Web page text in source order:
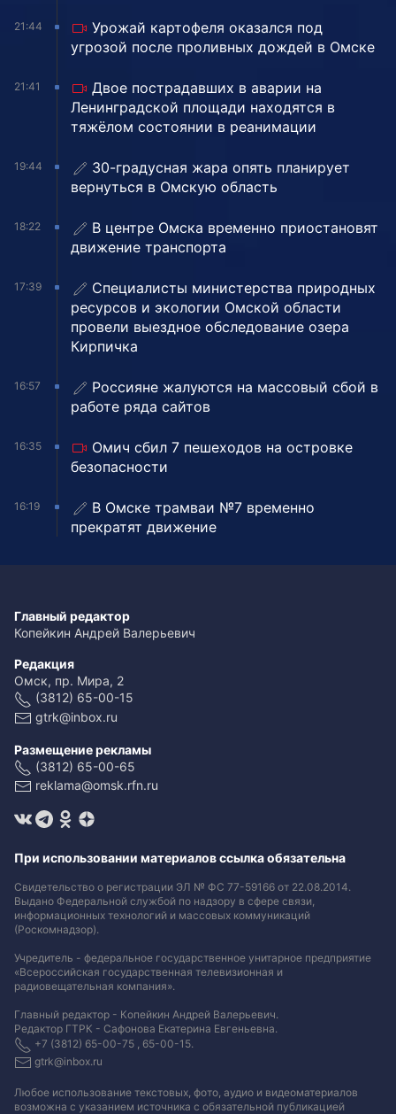
21:44
Урожай картофеля оказался под
угрозой после проливных дождей в Омске
21:41
Двое пострадавших в аварии на
Ленинградской площади находятся в
тяжёлом состоянии в реанимации
19:44
30-градусная жара опять планирует
вернуться в Омскую область
18:22
В центре Омска временно приостановят
движение транспорта
17:39
Специалисты министерства природных
ресурсов и экологии Омской области
провели выездное обследование озера
Кирпичка
16:57
Россияне жалуются на массовый сбой в
работе ряда сайтов
16:35
Омич сбил 7 пешеходов на островке
безопасности
16:19
В Омске трамваи №7 временно
прекратят движение
Главный редактор
Копейкин Андрей Валерьевич
Редакция
Омск, пр. Мира, 2
(3812) 65-00-15
gtrk@inbox.ru
Размещение рекламы
(3812) 65-00-65
reklama@omsk.rfn.ru
При использовании материалов ссылка обязательна
Свидетельство о регистрации ЭЛ № ФС 77-59166 от 22.08.2014.
Выдано Федеральной службой по надзору в сфере связи,
информационных технологий и массовых коммуникаций
(Роскомнадзор).
Учредитель - федеральное государственное унитарное предприятие
«Всероссийская государственная телевизионная и
радиовещательная компания».
Главный редактор - Копейкин Андрей Валерьевич.
Редактор ГТРК - Сафонова Екатерина Евгеньевна.
+7 (3812) 65-00-75 , 65-00-15.
gtrk@inbox.ru
Любое использование текстовых, фото, аудио и видеоматериалов
возможна с указанием источника с обязательной публикацией